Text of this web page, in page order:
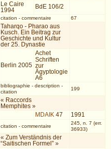
Le Caire
1994
BdE 106/2
citation - commentaire 67
Taharqo - Pharao aus
Kusch. Ein Beitrag zur
Geschichte und Kultur
der 25. Dynastie
Berlin 2005
Achet
Schriften
zur
Ägyptologie
A6
bibliographie - description -
citation
199
« Raccords
Memphites »
MDAIK 47 1991
citation - commentaire
245, n. 7 (err.
36933)
« Zum Verständnis der
“Saitischen Formel” »